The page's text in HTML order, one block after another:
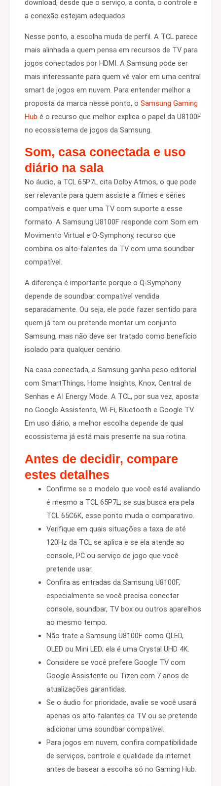
download, desde que o serviço, a conta, o controle e
a conexão estejam adequados.
Nesse ponto, a escolha muda de perfil. A TCL parece
mais alinhada a quem pensa em recursos de TV para
jogos conectados por HDMI. A Samsung pode ser
mais interessante para quem vê valor em uma central
smart de jogos em nuvem. Para entender melhor a
proposta da marca nesse ponto, o Samsung Gaming
Hub é o recurso que melhor explica o papel da U8100F
no ecossistema de jogos da Samsung.
Som, casa conectada e uso
diário na sala
No áudio, a TCL 65P7L cita Dolby Atmos, o que pode
ser relevante para quem assiste a filmes e séries
compatíveis e quer uma TV com suporte a esse
formato. A Samsung U8100F responde com Som em
Movimento Virtual e Q-Symphony, recurso que
combina os alto-falantes da TV com uma soundbar
compatível.
A diferença é importante porque o Q-Symphony
depende de soundbar compatível vendida
separadamente. Ou seja, ele pode fazer sentido para
quem já tem ou pretende montar um conjunto
Samsung, mas não deve ser tratado como benefício
isolado para qualquer cenário.
Na casa conectada, a Samsung ganha peso editorial
com SmartThings, Home Insights, Knox, Central de
Senhas e AI Energy Mode. A TCL, por sua vez, aposta
no Google Assistente, Wi-Fi, Bluetooth e Google TV.
Em uso diário, a melhor escolha depende de qual
ecossistema já está mais presente na sua rotina.
Antes de decidir, compare
estes detalhes
Confirme se o modelo que você está avaliando
é mesmo a TCL 65P7L; se sua busca era pela
TCL 65C6K, esse ponto muda o comparativo.
Verifique em quais situações a taxa de até
120Hz da TCL se aplica e se ela atende ao
console, PC ou serviço de jogo que você
pretende usar.
Confira as entradas da Samsung U8100F,
especialmente se você precisa conectar
console, soundbar, TV box ou outros aparelhos
ao mesmo tempo.
Não trate a Samsung U8100F como QLED,
OLED ou Mini LED; ela é uma Crystal UHD 4K.
Considere se você prefere Google TV com
Google Assistente ou Tizen com 7 anos de
atualizações garantidas.
Se o áudio for prioridade, avalie se você usará
apenas os alto-falantes da TV ou se pretende
adicionar uma soundbar compatível.
Para jogos em nuvem, confira compatibilidade
de serviços, controle e qualidade da internet
antes de basear a escolha só no Gaming Hub.